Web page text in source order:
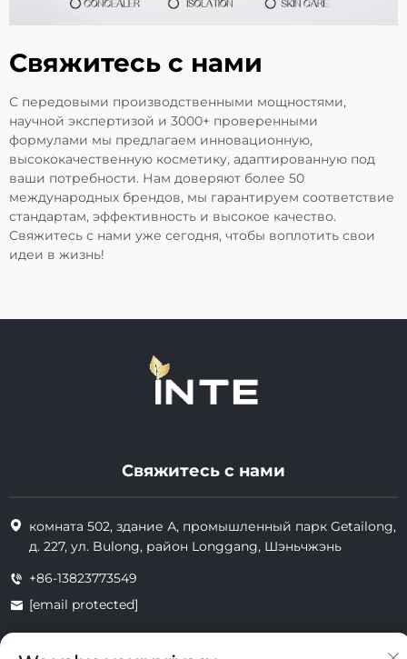
Свяжитесь с нами
С передовыми производственными мощностями,
научной экспертизой и 3000+ проверенными
формулами мы предлагаем инновационную,
высококачественную косметику, адаптированную под
ваши потребности. Нам доверяют более 50
международных брендов, мы гарантируем соответствие
стандартам, эффективность и высокое качество.
Свяжитесь с нами уже сегодня, чтобы воплотить свои
идеи в жизнь!
Свяжитесь с нами
комната 502, здание А, промышленный парк Getailong,
д. 227, ул. Bulong, район Longgang, Шэньчжэнь
+86-13823773549
[email protected]